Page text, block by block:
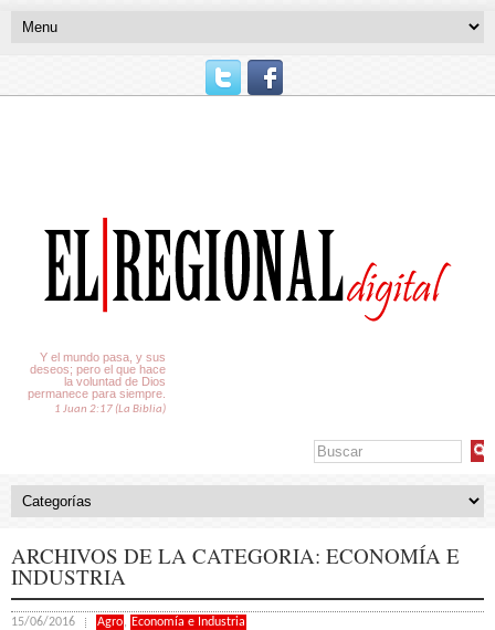
Y el mundo pasa, y sus
deseos; pero el que hace
la voluntad de Dios
permanece para siempre.
1 Juan 2:17 (La Biblia)
ARCHIVOS DE LA CATEGORIA: ECONOMÍA E
INDUSTRIA
15/06/2016 Agro, Economía e Industria